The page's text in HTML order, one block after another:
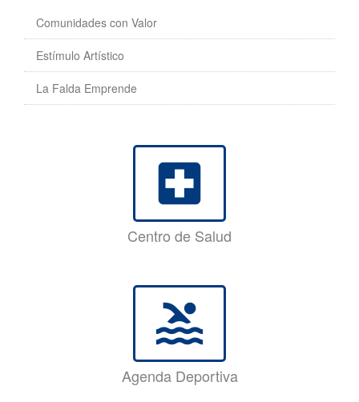
Comunidades con Valor
Estímulo Artístico
La Falda Emprende
local_hospital
Centro de Salud
pool
Agenda Deportiva